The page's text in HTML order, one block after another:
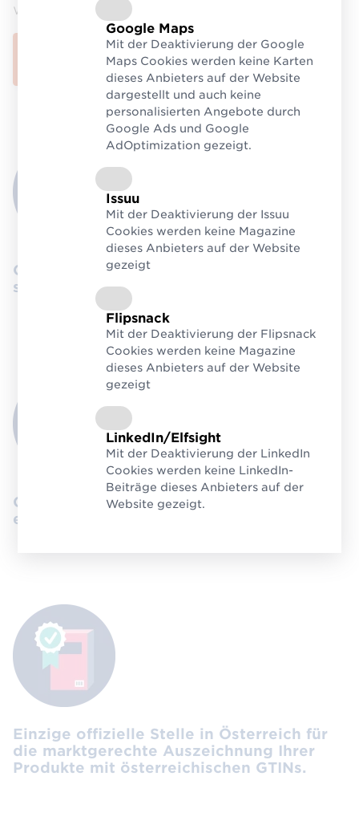
wie bekomme ich eine GTIN/EAN?
GTIN/EAN kaufen
Original GTINs/EANs – Kein Reselling,
sondern garantiert einmalige Vergabe.
GTIN/EAN verpflichtend bei Amazon,
eBay, Alibaba, Google Shopping und Co.
Einzige offizielle Stelle in Österreich für
die marktgerechte Auszeichnung Ihrer
Produkte mit österreichischen GTINs.
Google Maps
Mit der Deaktivierung der Google
Maps Cookies werden keine Karten
dieses Anbieters auf der Website
dargestellt und auch keine
personalisierten Angebote durch
Google Ads und Google
AdOptimization gezeigt.
Issuu
Mit der Deaktivierung der Issuu
Cookies werden keine Magazine
dieses Anbieters auf der Website
gezeigt
Flipsnack
Mit der Deaktivierung der Flipsnack
Cookies werden keine Magazine
dieses Anbieters auf der Website
gezeigt
LinkedIn/Elfsight
Mit der Deaktivierung der LinkedIn
Cookies werden keine LinkedIn-
Beiträge dieses Anbieters auf der
Website gezeigt.